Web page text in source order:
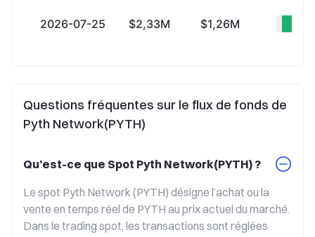
2026-07-25 $2,33M $1,26M
Questions fréquentes sur le flux de fonds de
Pyth Network(PYTH)
Qu’est-ce que Spot Pyth Network(PYTH) ?
Le spot Pyth Network (PYTH) désigne l’achat ou la
vente en temps réel de PYTH au prix actuel du marché.
Dans le trading spot, les transactions sont réglées